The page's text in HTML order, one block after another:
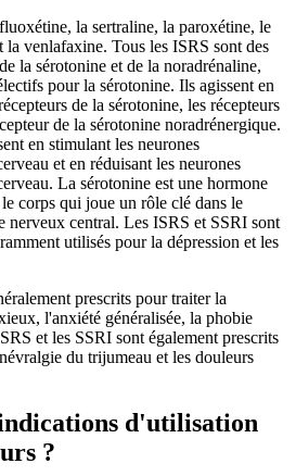
la sertraline, la paroxétine, le
venlafaxine. Tous les ISRS sont des
la sérotonine et de la noradrénaline,
pour la sérotonine. Ils agissent en
de la sérotonine, les récepteurs
de la sérotonine noradrénergique.
en stimulant les neurones
et en réduisant les neurones
La sérotonine est une hormone
corps qui joue un rôle clé dans le
nerveux central. Les ISRS et SSRI sont
utilisés pour la dépression et les
prescrits pour traiter la
l'anxiété généralisée, la phobie
et les SSRI sont également prescrits
du trijumeau et les douleurs
d'utilisation
?